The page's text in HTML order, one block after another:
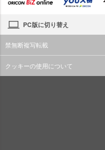
PC版に切り替え
禁無断複写転載
クッキーの使用について